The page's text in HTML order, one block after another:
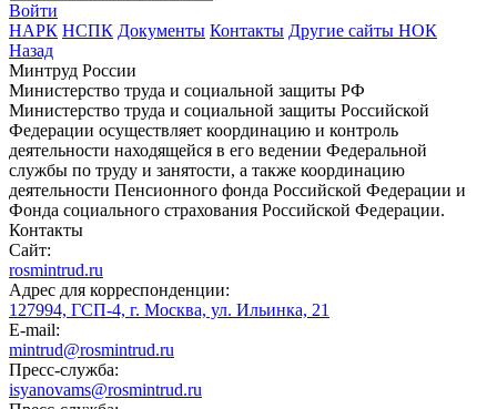
Войти
НАРК НСПК Документы Контакты Другие сайты НОК
Назад
Минтруд России
Министерство труда и социальной защиты РФ
Министерство труда и социальной защиты Российской
Федерации осуществляет координацию и контроль
деятельности находящейся в его ведении Федеральной
службы по труду и занятости, а также координацию
деятельности Пенсионного фонда Российской Федерации и
Фонда социального страхования Российской Федерации.
Контакты
Сайт:
rosmintrud.ru
Адрес для корреспонденции:
127994, ГСП-4, г. Москва, ул. Ильинка, 21
E-mail:
mintrud@rosmintrud.ru
Пресс-служба:
isyanovams@rosmintrud.ru